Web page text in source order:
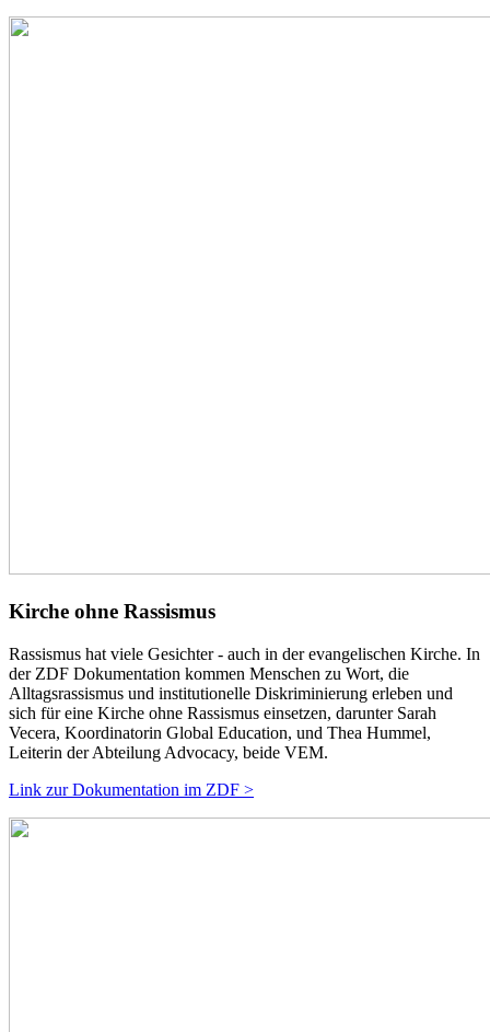
Kirche ohne Rassismus
Rassismus hat viele Gesichter - auch in der evangelischen Kirche. In
der ZDF Dokumentation kommen Menschen zu Wort, die
Alltagsrassismus und institutionelle Diskriminierung erleben und
sich für eine Kirche ohne Rassismus einsetzen, darunter Sarah
Vecera, Koordinatorin Global Education, und Thea Hummel,
Leiterin der Abteilung Advocacy, beide VEM.
Link zur Dokumentation im ZDF >